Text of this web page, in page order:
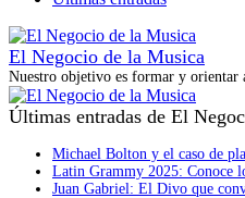
El Negocio de la Musica
Nuestro objetivo es formar y orientar
Últimas entradas de El
Michael Bolton y el caso de
Latin Grammy 2025: Conoce
Juan Gabriel: El Divo que